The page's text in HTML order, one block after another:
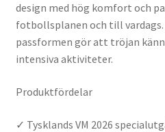
design med hög komfort och
fotbollsplanen och till
passformen gör att tröjan
intensiva aktiviteter.
Produktfördelar
✓ Tysklands VM 2026